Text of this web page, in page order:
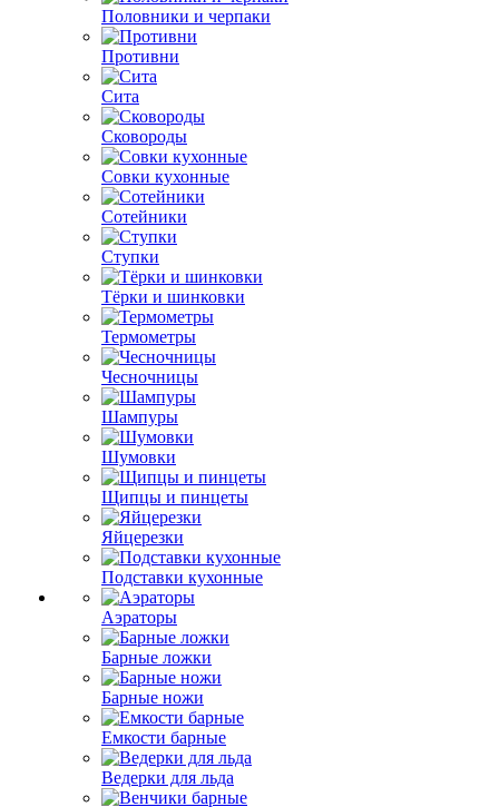
Половники и черпаки
Противни
Сита
Сковороды
Совки кухонные
Сотейники
Ступки
Тёрки и шинковки
Термометры
Чесночницы
Шампуры
Шумовки
Щипцы и пинцеты
Яйцерезки
Подставки кухонные
Аэраторы
Барные ложки
Барные ножи
Емкости барные
Ведерки для льда